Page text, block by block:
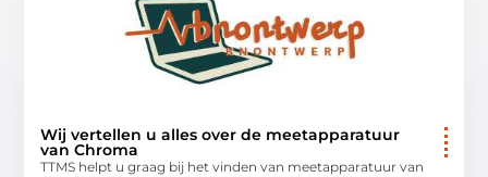
Wij vertellen u alles over de meetapparatuur
van Chroma
TTMS helpt u graag bij het vinden van meetapparatuur van